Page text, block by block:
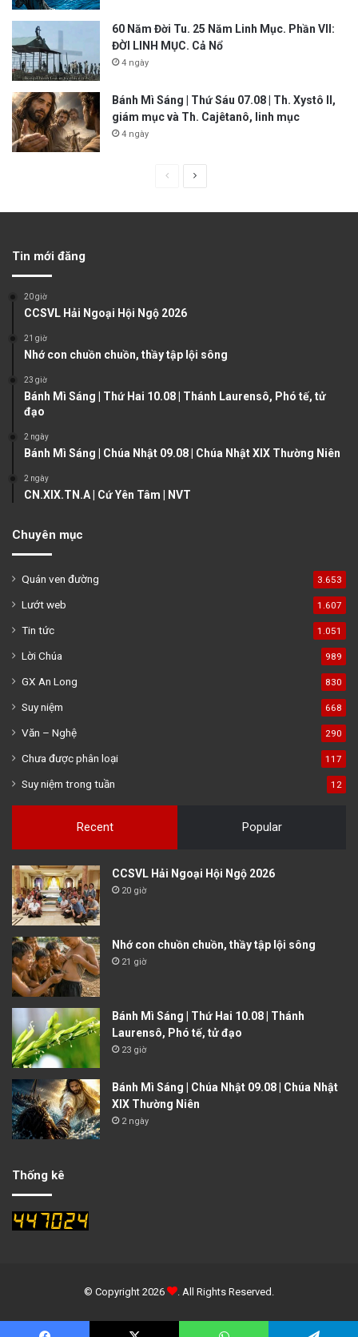
60 Năm Đời Tu. 25 Năm Linh Mục. Phần VII:
ĐỜI LINH MỤC. Cả Nổ
4 ngày
Bánh Mì Sáng | Thứ Sáu 07.08 | Th. Xystô II,
giám mục và Th. Cajêtanô, linh mục
4 ngày
u
p
g
Tin mới đăng
20 giờ
CCSVL Hải Ngoại Hội Ngộ 2026
21 giờ
Nhớ con chuồn chuồn, thầy tập lội sông
23 giờ
Bánh Mì Sáng | Thứ Hai 10.08 | Thánh Laurensô, Phó tế, tử
đạo
2 ngày
Bánh Mì Sáng | Chúa Nhật 09.08 | Chúa Nhật XIX Thường Niên
2 ngày
CN.XIX.TN.A | Cứ Yên Tâm | NVT
Chuyên mục
Quán ven đường 3.653
Lướt web 1.607
Tin tức 1.051
Lời Chúa 989
GX An Long 830
Suy niệm 668
Văn – Nghệ 290
Chưa được phân loại 117
Suy niệm trong tuần 12
Recent Popular
CCSVL Hải Ngoại Hội Ngộ 2026
20 giờ
Nhớ con chuồn chuồn, thầy tập lội sông
21 giờ
Bánh Mì Sáng | Thứ Hai 10.08 | Thánh
Laurensô, Phó tế, tử đạo
23 giờ
Bánh Mì Sáng | Chúa Nhật 09.08 | Chúa Nhật
XIX Thường Niên
2 ngày
Thống kê
© Copyright 2026 . All Rights Reserved.